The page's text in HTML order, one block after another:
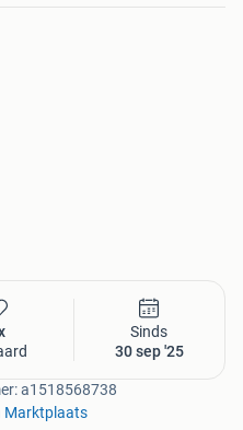
Sinds
30 sep '25
a1518568738
Marktplaats